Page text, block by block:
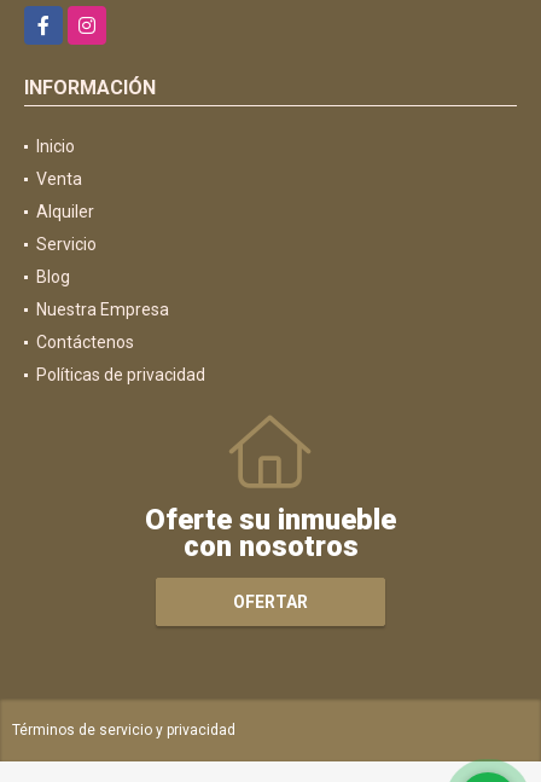
FacebookInstagram
INFORMACIÓN
Inicio
Venta
Alquiler
Servicio
Blog
Nuestra Empresa
Contáctenos
Políticas de privacidad
Oferte su inmueble
con nosotros
OFERTAR
Términos de servicio y privacidad